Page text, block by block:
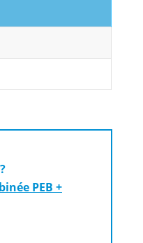
PEB +